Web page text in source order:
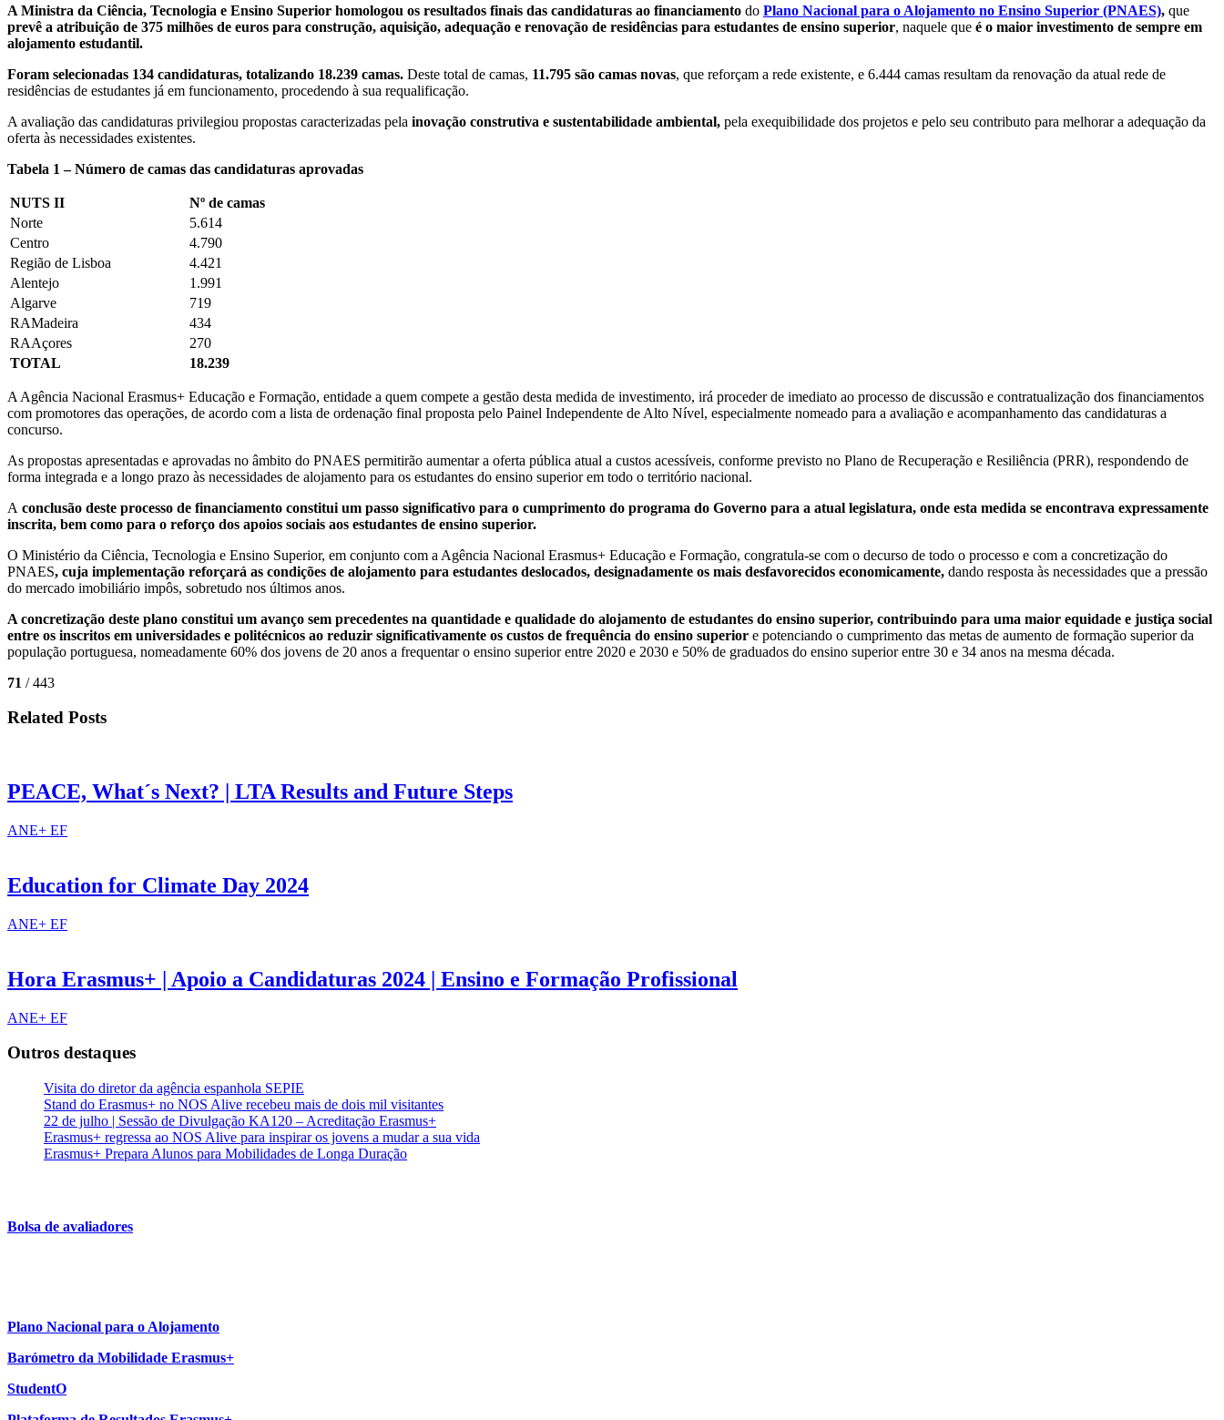
A Ministra da Ciência, Tecnologia e Ensino Superior homologou os resultados finais das candidaturas ao financiamento do Plano Nacional para o Alojamento no Ensino Superior (PNAES), que
prevê a atribuição de 375 milhões de euros para construção, aquisição, adequação e renovação de residências para estudantes de ensino superior, naquele que é o maior investimento de sempre em
alojamento estudantil.
Foram selecionadas 134 candidaturas, totalizando 18.239 camas. Deste total de camas, 11.795 são camas novas, que reforçam a rede existente, e 6.444 camas resultam da renovação da atual rede de
residências de estudantes já em funcionamento, procedendo à sua requalificação.
A avaliação das candidaturas privilegiou propostas caracterizadas pela inovação construtiva e sustentabilidade ambiental, pela exequibilidade dos projetos e pelo seu contributo para melhorar a adequação da
oferta às necessidades existentes.
Tabela 1 – Número de camas das candidaturas aprovadas
NUTS II
Nº de camas
Norte
5.614
Centro
4.790
Região de Lisboa
4.421
Alentejo
1.991
Algarve
719
RAMadeira
434
RAAçores
270
TOTAL
18.239
A Agência Nacional Erasmus+ Educação e Formação, entidade a quem compete a gestão desta medida de investimento, irá proceder de imediato ao processo de discussão e contratualização dos financiamentos
com promotores das operações, de acordo com a lista de ordenação final proposta pelo Painel Independente de Alto Nível, especialmente nomeado para a avaliação e acompanhamento das candidaturas a
concurso.
As propostas apresentadas e aprovadas no âmbito do PNAES permitirão aumentar a oferta pública atual a custos acessíveis, conforme previsto no Plano de Recuperação e Resiliência (PRR), respondendo de
forma integrada e a longo prazo às necessidades de alojamento para os estudantes do ensino superior em todo o território nacional.
A conclusão deste processo de financiamento constitui um passo significativo para o cumprimento do programa do Governo para a atual legislatura, onde esta medida se encontrava expressamente
inscrita, bem como para o reforço dos apoios sociais aos estudantes de ensino superior.
O Ministério da Ciência, Tecnologia e Ensino Superior, em conjunto com a Agência Nacional Erasmus+ Educação e Formação, congratula-se com o decurso de todo o processo e com a concretização do
PNAES, cuja implementação reforçará as condições de alojamento para estudantes deslocados, designadamente os mais desfavorecidos economicamente, dando resposta às necessidades que a pressão
do mercado imobiliário impôs, sobretudo nos últimos anos.
A concretização deste plano constitui um avanço sem precedentes na quantidade e qualidade do alojamento de estudantes do ensino superior, contribuindo para uma maior equidade e justiça social
entre os inscritos em universidades e politécnicos ao reduzir significativamente os custos de frequência do ensino superior e potenciando o cumprimento das metas de aumento de formação superior da
população portuguesa, nomeadamente 60% dos jovens de 20 anos a frequentar o ensino superior entre 2020 e 2030 e 50% de graduados do ensino superior entre 30 e 34 anos na mesma década.
71 / 443
Related Posts
PEACE, What´s Next? | LTA Results and Future Steps
ANE+ EF
Education for Climate Day 2024
ANE+ EF
Hora Erasmus+ | Apoio a Candidaturas 2024 | Ensino e Formação Profissional
ANE+ EF
Outros destaques
Visita do diretor da agência espanhola SEPIE
Stand do Erasmus+ no NOS Alive recebeu mais de dois mil visitantes
22 de julho | Sessão de Divulgação KA120 – Acreditação Erasmus+
Erasmus+ regressa ao NOS Alive para inspirar os jovens a mudar a sua vida
Erasmus+ Prepara Alunos para Mobilidades de Longa Duração
Bolsa de avaliadores
Plano Nacional para o Alojamento
Barómetro da Mobilidade Erasmus+
StudentO